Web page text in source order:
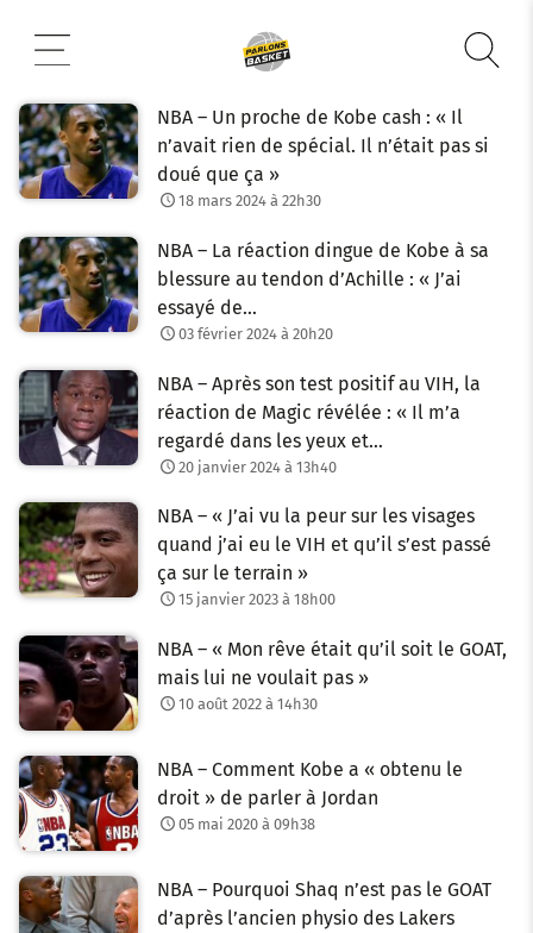
contenu
NBA – Un proche de Kobe cash : « Il
n’avait rien de spécial. Il n’était pas si
doué que ça »
18 mars 2024 à 22h30
NBA – La réaction dingue de Kobe à sa
blessure au tendon d’Achille : « J’ai
essayé de…
03 février 2024 à 20h20
NBA – Après son test positif au VIH, la
réaction de Magic révélée : « Il m’a
regardé dans les yeux et…
20 janvier 2024 à 13h40
NBA – « J’ai vu la peur sur les visages
quand j’ai eu le VIH et qu’il s’est passé
ça sur le terrain »
15 janvier 2023 à 18h00
NBA – « Mon rêve était qu’il soit le GOAT,
mais lui ne voulait pas »
10 août 2022 à 14h30
NBA – Comment Kobe a « obtenu le
droit » de parler à Jordan
05 mai 2020 à 09h38
NBA – Pourquoi Shaq n’est pas le GOAT
d’après l’ancien physio des Lakers